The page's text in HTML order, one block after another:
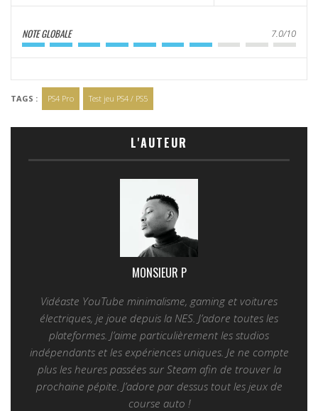
NOTE GLOBALE 7.0/10
TAGS : PS4 Pro Test jeu PS4 / PS5
L'AUTEUR
MONSIEUR P
Vidéaste YouTube minimalisme, gaming et voitures
électriques, je joue depuis la NES. J’adore toutes les
plateformes. J’aime particulièrement les studios
indépendants et les expériences uniques. Je ne compte
plus les heures passées sur Steam afin de trouver la
prochaine pépite. J’adore par dessus tout les jeux de
course auto !